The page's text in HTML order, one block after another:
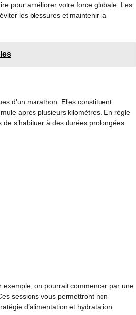
pour améliorer votre force globale. Les
les blessures et maintenir la
d’un marathon. Elles constituent
après plusieurs kilomètres. En règle
s’habituer à des durées prolongées.
exemple, on pourrait commencer par une
sessions vous permettront non
d’alimentation et hydratation